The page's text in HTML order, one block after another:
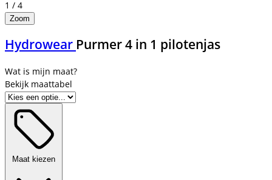
1 / 4
Zoom
Hydrowear Purmer 4 in 1 pilotenjas
Bekijk maattabel
Maat kiezen